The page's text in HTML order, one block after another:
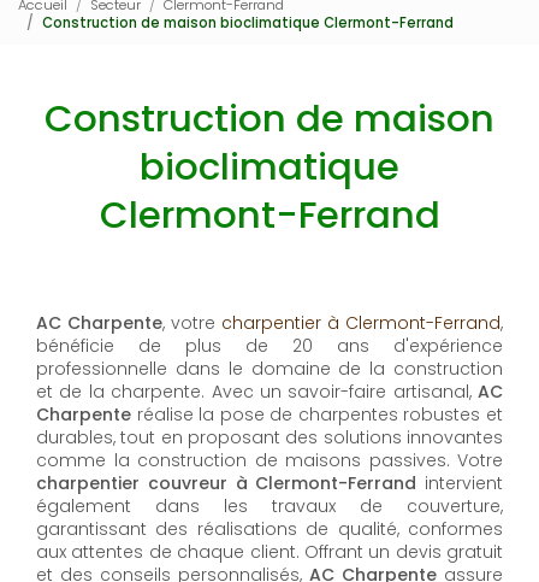
Accueil Secteur
Clermont-Ferrand
Construction de maison bioclimatique Clermont-Ferrand
Construction de maison
bioclimatique
Clermont-Ferrand
AC Charpente, votre charpentier à Clermont-Ferrand,
bénéficie de plus de 20 ans d'expérience
professionnelle dans le domaine de la construction
et de la charpente. Avec un savoir-faire artisanal, AC
Charpente réalise la pose de charpentes robustes et
durables, tout en proposant des solutions innovantes
comme la construction de maisons passives. Votre
charpentier couvreur à Clermont-Ferrand intervient
également dans les travaux de couverture,
garantissant des réalisations de qualité, conformes
aux attentes de chaque client. Offrant un devis gratuit
et des conseils personnalisés, AC Charpente assure